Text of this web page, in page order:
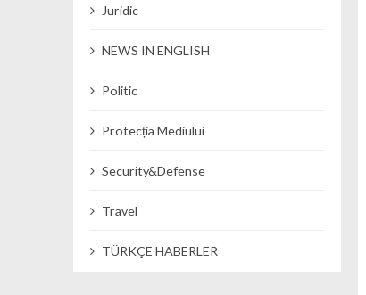
Juridic
NEWS IN ENGLISH
Politic
Protecția Mediului
Security&Defense
Travel
TÜRKÇE HABERLER